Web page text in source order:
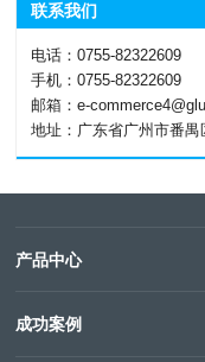
联系我们
电话：0755-82322609
手机：0755-82322609
邮箱：e-
地址：广东省广州市番
产品中心
成功案例